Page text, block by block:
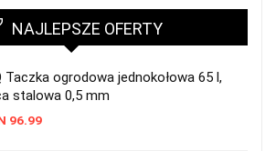
NAJLEPSZE OFERTY
Taczka ogrodowa jednokołowa 65 l,
stalowa 0,5 mm
96.99